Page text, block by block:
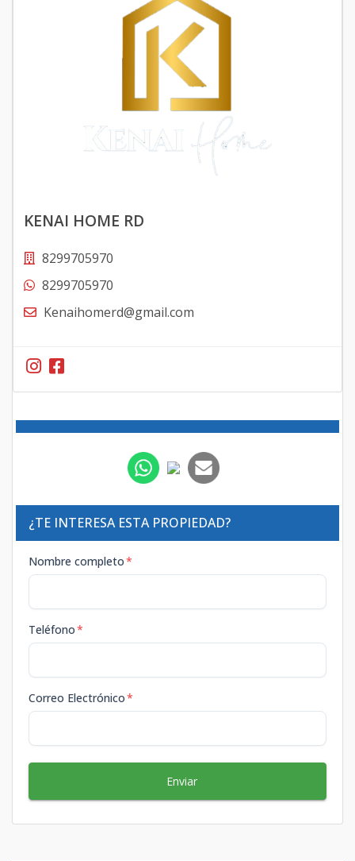
KENAI HOME RD
8299705970
8299705970
Kenaihomerd@gmail.com
¿TE INTERESA ESTA PROPIEDAD?
Nombre completo*
Teléfono*
Correo Electrónico*
Enviar